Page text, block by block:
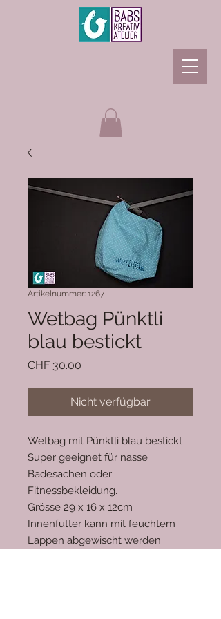
Artikelnummer: 1267
Wetbag Pünktli
blau bestickt
CHF 30.00
Nicht verfügbar
Wetbag mit Pünktli blau bestickt
Super geeignet für nasse
Badesachen oder
Fitnessbekleidung.
Grösse 29 x 16 x 12cm
Innenfutter kann mit feuchtem
Lappen abgewischt werden